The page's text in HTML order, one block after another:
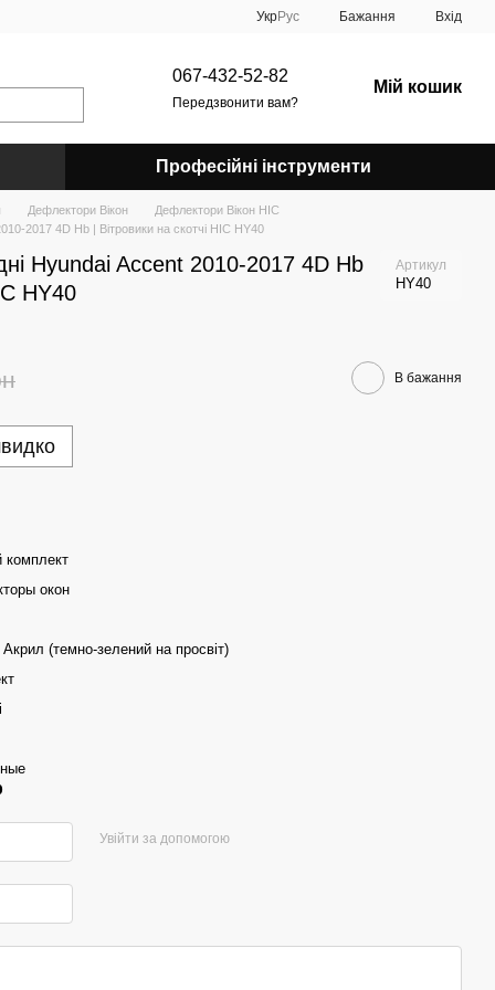
УкрРус Бажання Вхід
067-432-52-82
Передзвонити вам?
Мій кошик
Професійні інструменти
Дефлектори Вікон
Дефлектори Вікон HIC
2017 4D Hb | Вітровики на скотчі HIC HY40
Hyundai Accent 2010-2017 4D Hb
HY40
Артикул
HY40
В бажання
окон
(темно-зелений на просвіт)
Увійти за допомогою